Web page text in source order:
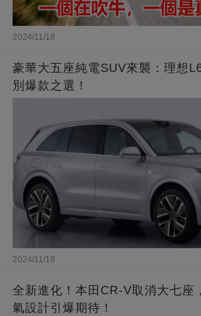
2024/11/18
豪華大五座純電SUV來襲：理想
別爆款之選！
2024/11/18
全新進化！本田CR-V取消大七座
氣設計引爆期待！